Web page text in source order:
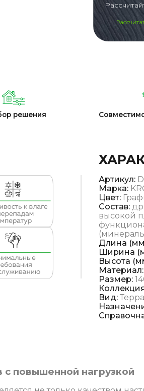
решения
Артикул:
Марка:
Цвет:
Состав:
высокой
Длина
Ширина
Высота
Материал:
Размер:
Вид:
повышенной нагрузкой